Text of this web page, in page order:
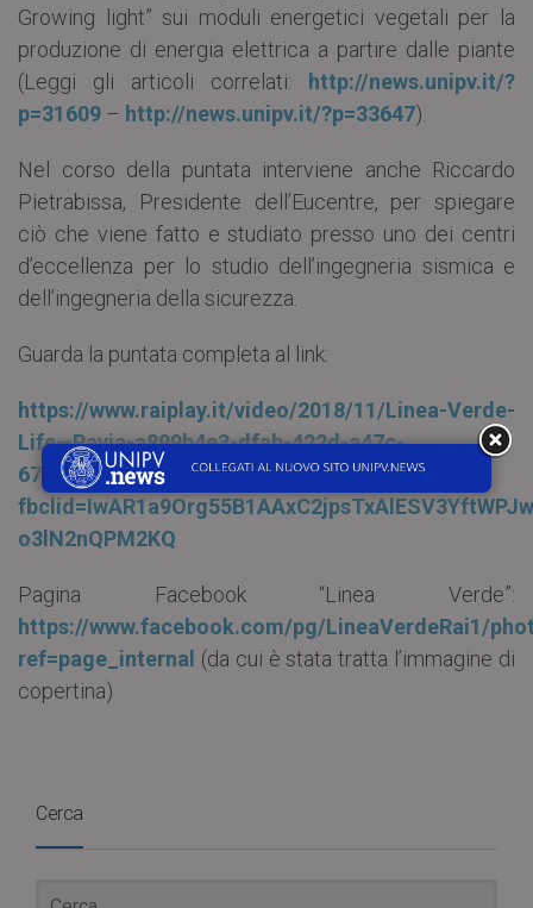
Growing light” sui moduli energetici vegetali per la
produzione di energia elettrica a partire dalle piante
(Leggi gli articoli correlati:
http://news.unipv.it/?
p=31609 – http://news.unipv.it/?p=33647).
Nel corso della puntata interviene anche Riccardo
Pietrabissa, Presidente dell’Eucentre, per spiegare
ciò che viene fatto e studiato presso uno dei centri
d’eccellenza per lo studio dell’ingegneria sismica e
dell’ingegneria della sicurezza.
Guarda la puntata completa al link:
https://www.raiplay.it/video/2018/11/Linea-Verde-
Life—Pavia-a899b4e3-dfab-422d-a47c-
671523da43b4.html?
o3lN2nQPM2KQ
Pagina Facebook “Linea Verde”:
https://www.facebook.com/pg/LineaVerdeRai1/
ref=page_internal (da cui è stata tratta l’immagine di
copertina)
Cerca